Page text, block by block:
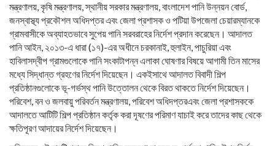
মন্ত্রণালয়, কৃষি মন্ত্রণালয়, স্থানীয় সরকার মন্ত্রণালয়, বাংলাদেশ পানি উন্নয়ন বোর্ড,
জনস্বাস্থ্য প্রকৌশল অধিদপ্তর এবং জেলা প্রশাসক ও পটিয়া উপজেলা চেয়ারম্যানকে
গ্রামবাসীকে অব্যাহতভাবে সুপেয় পানি সরবরাহের নির্দেশ প্রদান করেছেন। আদালত
পানি আইন, ২০১৩-এ ধারা (১৭)-এর অধীনে চরকানাই, হুলাইন, পাচুরিয়া এবং
হাবিলাসদ্বীপ গ্রামগুলোকে পানি সংকাটাপন্ন এলাকা ঘোষণার বিষয়ে আগামী তিন মাসের
মধ্যে সিদ্ধান্ত গ্রহণের নির্দেশ দিয়েছেন। একইসাথে আদালত বিবাদী শিল্প
প্রতিষ্ঠানগুলোকে ভূ-গর্ভস্থ পানি উত্তোলন থেকে বিরত থাকতে নির্দেশ দিয়েছেন।
পরিবেশ, বন ও জলবায়ু পরিবর্তন মন্ত্রণালয়, পরিবেশ অধিদপ্তরএবং জেলা প্রশাসককে
আদালতে আটিটি শিল্প প্রতিষ্ঠান কর্তৃক করা দূষণের পরিমাণ যাচাই করে তাদের কাছ থেকে
ক্ষতিপূরণ আদায়ের নির্দেশ দিয়েছেন।